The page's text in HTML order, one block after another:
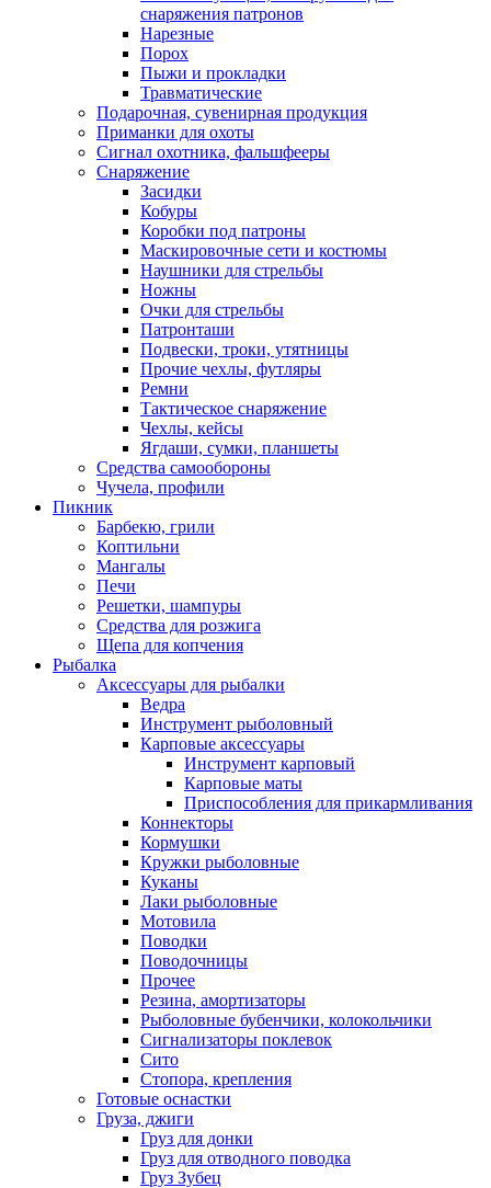
снаряжения патронов
Нарезные
Порох
Пыжи и прокладки
Травматические
Подарочная, сувенирная продукция
Приманки для охоты
Сигнал охотника, фальшфееры
Снаряжение
Засидки
Кобуры
Коробки под патроны
Маскировочные сети и костюмы
Наушники для стрельбы
Ножны
Очки для стрельбы
Патронташи
Подвески, троки, утятницы
Прочие чехлы, футляры
Ремни
Тактическое снаряжение
Чехлы, кейсы
Ягдаши, сумки, планшеты
Средства самообороны
Чучела, профили
Пикник
Барбекю, грили
Коптильни
Мангалы
Печи
Решетки, шампуры
Средства для розжига
Щепа для копчения
Рыбалка
Аксессуары для рыбалки
Ведра
Инструмент рыболовный
Карповые аксессуары
Инструмент карповый
Карповые маты
Приспособления для прикармливания
Коннекторы
Кормушки
Кружки рыболовные
Куканы
Лаки рыболовные
Мотовила
Поводки
Поводочницы
Прочее
Резина, амортизаторы
Рыболовные бубенчики, колокольчики
Сигнализаторы поклевок
Сито
Стопора, крепления
Готовые оснастки
Груза, джиги
Груз для донки
Груз для отводного поводка
Груз Зубец